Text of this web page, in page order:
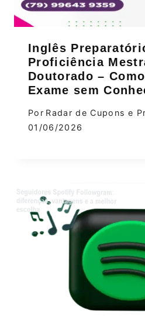
Inglês
Proficiência
Doutorado –
Exame sem
Por Radar de Cupons e
01/06/2026